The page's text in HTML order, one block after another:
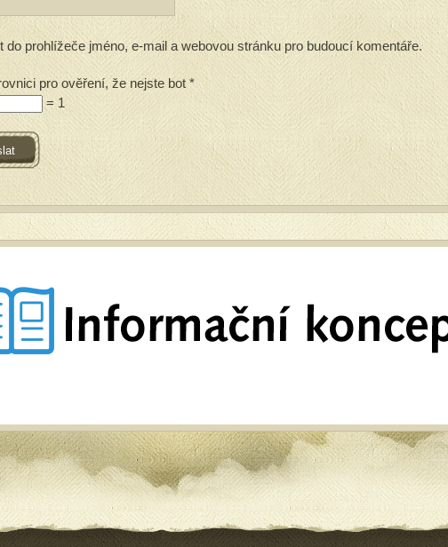
do prohlížeče jméno, e-mail a webovou stránku pro budoucí komentáře.
pro ověření, že nejste bot *
= 1